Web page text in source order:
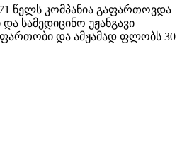
წელს კომპანია გაფართოვდა
სამედიცინო უჟანგავი
ფართობი და ამჟამად ფლობს 30